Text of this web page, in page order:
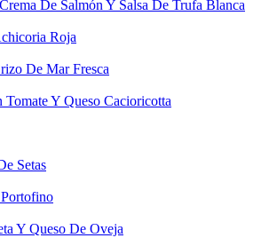
De Salmón Y Salsa De Trufa Blanca
Roja
De Mar Fresca
Tomate Y Queso Cacioricotta
Setas
Y Queso De Oveja